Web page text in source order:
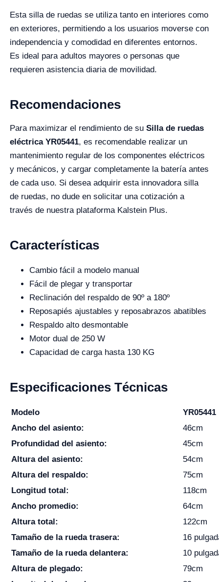
Esta silla de ruedas se utiliza tanto en interiores como
en exteriores, permitiendo a los usuarios moverse con
independencia y comodidad en diferentes entornos.
Es ideal para adultos mayores o personas que
requieren asistencia diaria de movilidad.
Recomendaciones
Para maximizar el rendimiento de su Silla de ruedas
eléctrica YR05441, es recomendable realizar un
mantenimiento regular de los componentes eléctricos
y mecánicos, y cargar completamente la batería antes
de cada uso. Si desea adquirir esta innovadora silla
de ruedas, no dude en solicitar una cotización a
través de nuestra plataforma Kalstein Plus.
Características
Cambio fácil a modelo manual
Fácil de plegar y transportar
Reclinación del respaldo de 90º a 180º
Reposapiés ajustables y reposabrazos abatibles
Respaldo alto desmontable
Motor dual de 250 W
Capacidad de carga hasta 130 KG
Especificaciones Técnicas
Modelo
YR05441
Ancho del asiento:
46cm
Profundidad del asiento:
45cm
Altura del asiento:
54cm
Altura del respaldo:
75cm
Longitud total:
118cm
Ancho promedio:
64cm
Altura total:
122cm
Tamaño de la rueda trasera:
16
Tamaño de la rueda delantera:
10
Altura de plegado:
79cm